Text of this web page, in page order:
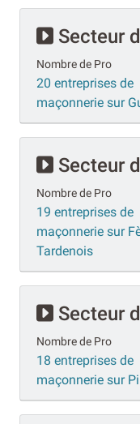
Secteur
Nombre de Pro
20 entreprises de
maçonnerie sur
Secteur
Nombre de Pro
19 entreprises de
maçonnerie sur
Tardenois
Secteur
Nombre de Pro
18 entreprises de
maçonnerie sur